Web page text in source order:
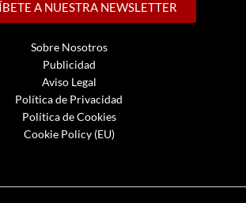
A NUESTRA NEWSLETTER
Sobre Nosotros
Publicidad
Aviso Legal
Política de Privacidad
Política de Cookies
Cookie Policy (EU)